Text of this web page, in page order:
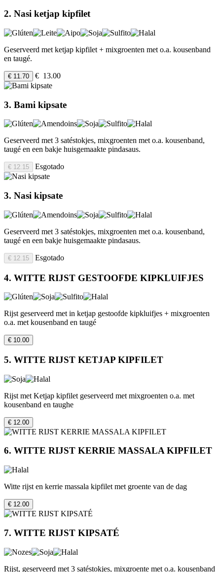
2. Nasi ketjap kipfilet
Geserveerd met ketjap kipfilet + mixgroenten met o.a. kousenband
en taugé.
€ 11.70 € 13.00
3. Bami kipsate
Geserveerd met 3 satéstokjes, mixgroenten met o.a. kousenband,
taugé en een bakje huisgemaakte pindasaus.
€ 12.15 Esgotado
3. Nasi kipsate
Geserveerd met 3 satéstokjes, mixgroenten met o.a. kousenband,
taugé en een bakje huisgemaakte pindasaus.
€ 12.15 Esgotado
4. WITTE RIJST GESTOOFDE KIPKLUIFJES
Rijst geserveerd met in ketjap gestoofde kipkluifjes + mixgroenten
o.a. met kousenband en taugé
€ 10.00
5. WITTE RIJST KETJAP KIPFILET
Rijst met Ketjap kipfilet geserveerd met mixgroenten o.a. met
kousenband en taughe
€ 12.00
6. WITTE RIJST KERRIE MASSALA KIPFILET
Witte rijst en kerrie massala kipfilet met groente van de dag
€ 12.00
7. WITTE RIJST KIPSATÉ
Rijst, geserveerd met 3 satéstokjes, mixgroente met o.a. kousenband